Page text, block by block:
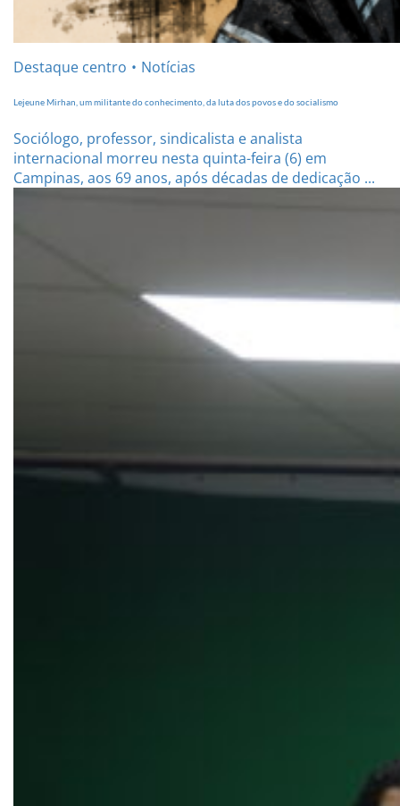
Destaque centro Notícias
Lejeune Mirhan, um militante do conhecimento, da luta dos povos e do socialismo
Sociólogo, professor, sindicalista e analista
internacional morreu nesta quinta-feira (6) em
Campinas, aos 69 anos, após décadas de dedicação ...